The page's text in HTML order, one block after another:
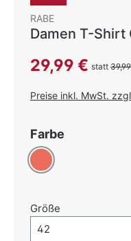
RABE
Damen T-Shirt
Verkaufspreis:
29,99 € statt
Preise inkl. MwSt.
Farbe
Koralle
Größe
Größe-Auswahl
42